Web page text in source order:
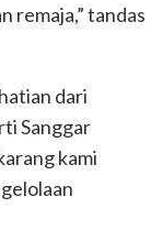
remaja,” tandas
dari
Sanggar
kami